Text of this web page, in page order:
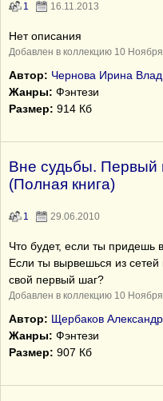
1 16.11.2013
Нет описания
Добавлен в коллекцию 10
Автор: Чернова Ирина
Жанры: Фэнтези
Размер: 914 Кб
Вне судьбы. Первый
(Полная книга)
1 29.06.2010
Что будет, если ты придешь
Если ты вырвешься из
свой первый шаг?
Добавлен в коллекцию 10
Автор: Щербаков
Жанры: Фэнтези
Размер: 907 Кб